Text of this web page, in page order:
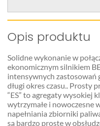
Opis produktu
Solidne wykonanie w
ekonomicznym silnikiem
intensywnych zastosowań
długi okres czasu.. Prosty
“ES” to agregaty wysokiej
wytrzymałe i nowoczesne
napełniania zbiorniki
są bardzo proste w